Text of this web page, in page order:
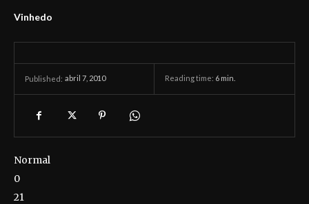
Vinhedo
Published: abril 7, 2010 Reading time: 6 min.
Normal
0
21